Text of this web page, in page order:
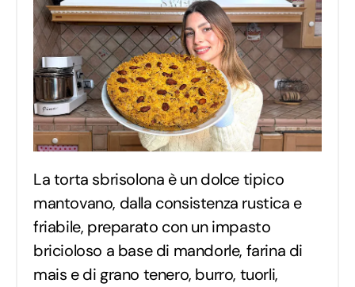
La torta sbrisolona è un dolce tipico
mantovano, dalla consistenza rustica e
friabile, preparato con un impasto
bricioloso a base di mandorle, farina di
mais e di grano tenero, burro, tuorli,